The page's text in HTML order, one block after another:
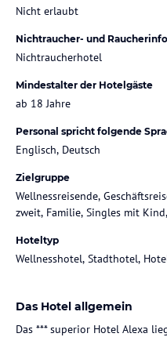
Nicht erlaubt
Nichtraucher- und
Nichtraucherhotel
Mindestalter der Hotelgäste
ab 18 Jahre
Personal spricht folgende
Englisch, Deutsch
Zielgruppe
Wellnessreisende,
zweit, Familie, Singles mit
Hoteltyp
Wellnesshotel, Stadthotel,
Das Hotel allgemein
Das *** superior Hotel Alexa